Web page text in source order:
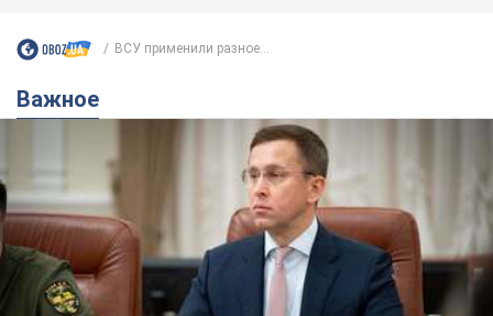
ВСУ применили разное...
Важное